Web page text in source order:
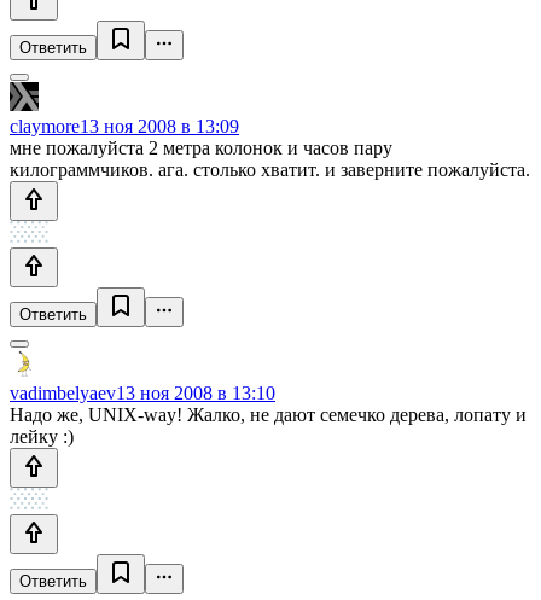
Ответить
claymore13 ноя 2008 в 13:09
мне пожалуйста 2 метра колонок и часов пару
килограммчиков. ага. столько хватит. и заверните пожалуйста.
Ответить
vadimbelyaev13 ноя 2008 в 13:10
Надо же, UNIX-way! Жалко, не дают семечко дерева, лопату и
лейку :)
Ответить